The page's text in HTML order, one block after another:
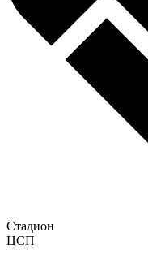
Стадион
ЦСП